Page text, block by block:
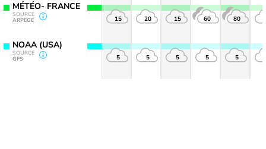
MÉTÉO- FRANCE
SOURCE
ARPEGE
NOAA (USA)
SOURCE
GFS
15
5
20
5
15
5
60
5
80
5